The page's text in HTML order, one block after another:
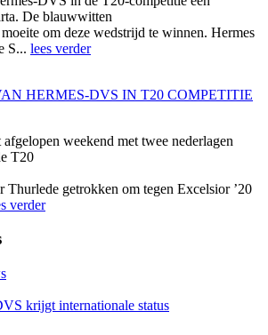
De blauwwitten
om deze wedstrijd te winnen. Hermes
S... lees verder
HERMES-DVS IN T20 COMPETITIE
weekend met twee nederlagen
T20
Thurlede getrokken om tegen Excelsior ’20
verder
krijgt internationale status